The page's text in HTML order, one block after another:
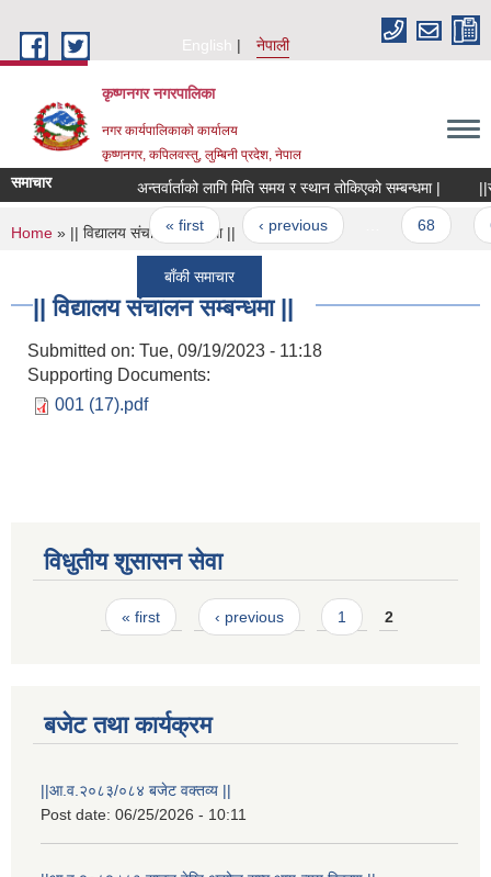
English
नेपाली
कृष्णनगर नगरपालिका
नगर कार्यपालिकाको कार्यालय
कृष्णनगर, कपिलवस्तु, लुम्बिनी प्रदेश, नेपाल
समाचार अन्तर्वार्ताको लागि मिति समय र स्थान तोकिएको सम्बन्धमा |
Pages
« first ‹ previous
बाँकी समाचार
You are here
Home » || विद्यालय संचालन सम्बन्धमा ||
|| विद्यालय संचालन सम्बन्धमा ||
Submitted on: Tue, 09/19/2023 - 11:18
Supporting Documents:
001 (17).pdf
विधुतीय शुसासन सेवा
Pages« first ‹ previous 1 2
बजेट तथा कार्यक्रम
||आ.व.२०८३/०८४ बजेट वक्तव्य ||
Post date: 06/25/2026 - 10:11